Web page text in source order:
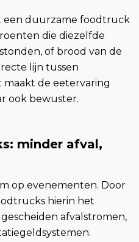
een duurzame foodtruck
die diezelfde
of brood van de
lijn tussen
de eetervaring
ook bewuster.
minder afval,
op evenementen. Door
hierin het
afvalstromen,